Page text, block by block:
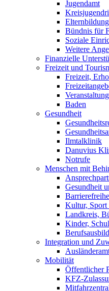
Jugendamt
Elternbildung
Bündnis für
Soziale
Weitere
Finanzielle
Freizeit und
Freizeit,
Baden
Gesundheit
Ilmtalklinik
Danuvius
Notrufe
Menschen mit
Gesundheit
Kultur, Sport
Landkreis,
Kinder,
Integration und
Mobilität
Öffentlicher
KFZ-